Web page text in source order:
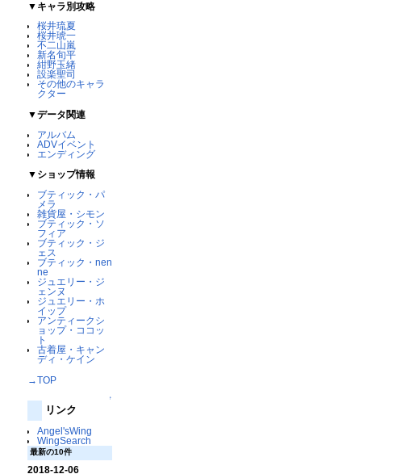
▼キャラ別攻略
桜井琉夏
桜井琥一
不二山嵐
新名旬平
紺野玉緒
設楽聖司
その他のキャラ
クター
▼データ関連
アルバム
ADVイベント
エンディング
▼ショップ情報
ブティック・パ
メラ
雑貨屋・シモン
ブティック・ソ
フィア
ブティック・ジ
ェス
ブティック・nen
ne
ジュエリー・ジ
ェンヌ
ジュエリー・ホ
イップ
アンティークシ
ョップ・ココッ
ト
古着屋・キャン
ディ・ケイン
→TOP
↑
リンク
Angel'sWing
WingSearch
最新の10件
2018-12-06